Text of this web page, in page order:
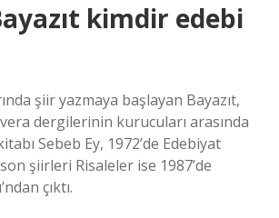
kimdir edebi
şiir yazmaya başlayan Bayazıt,
dergilerinin kurucuları arasında
Sebeb Ey, 1972’de Edebiyat
son şiirleri Risaleler ise 1987’de
çıktı.